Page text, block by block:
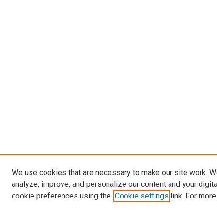
We use cookies that are necessary to make our site work.
analyze, improve, and personalize our content and your
cookie preferences using the Cookie settings link. For